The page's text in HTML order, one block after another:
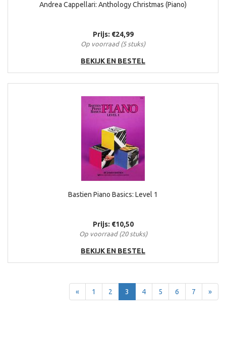
Andrea Cappellari: Anthology Christmas (Piano)
Prijs: €24,99
Op voorraad (5 stuks)
BEKIJK EN BESTEL
Bastien Piano Basics: Level 1
Prijs: €10,50
Op voorraad (20 stuks)
BEKIJK EN BESTEL
«Terug1 2 3 4 5 6 7 »Voor